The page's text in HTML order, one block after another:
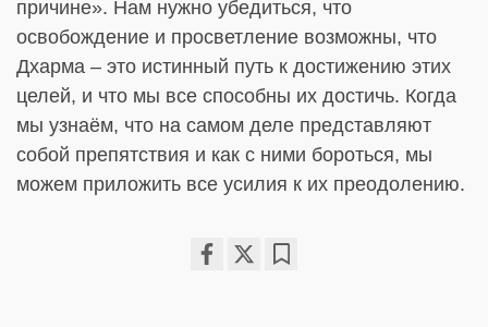
причине». Нам нужно убедиться, что
освобождение и просветление возможны, что
Дхарма – это истинный путь к достижению этих
целей, и что мы все способны их достичь. Когда
мы узнаём, что на самом деле представляют
собой препятствия и как с ними бороться, мы
можем приложить все усилия к их преодолению.